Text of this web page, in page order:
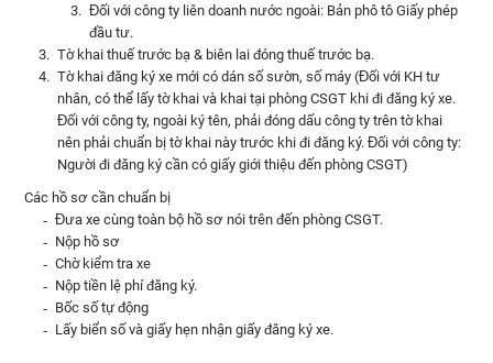
Đối với công ty liên doanh nước ngoài: Bản phô tô Giấy phép
đầu tư.
Tờ khai thuế trước bạ & biên lai đóng thuế trước bạ.
Tờ khai đăng ký xe mới có dán số sườn, số máy (Đối với KH tư
nhân, có thể lấy tờ khai và khai tại phòng CSGT khi đi đăng ký xe.
Đối với công ty, ngoài ký tên, phải đóng dấu công ty trên tờ khai
nên phải chuẩn bị tờ khai này trước khi đi đăng ký. Đối với công ty:
Người đi đăng ký cần có giấy giới thiệu đến phòng CSGT)
Các hồ sơ cần chuẩn bị
Đưa xe cùng toàn bộ hồ sơ nói trên đến phòng CSGT.
Nộp hồ sơ
Chờ kiểm tra xe
Nộp tiền lệ phí đăng ký.
Bốc số tự động
Lấy biển số và giấy hẹn nhận giấy đăng ký xe.